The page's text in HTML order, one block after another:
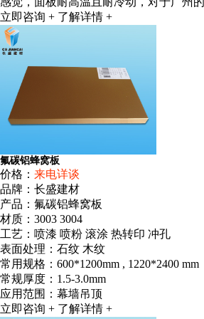
立即咨询 + 了解详情 +
氟碳铝蜂窝板
价格： 来电详谈
品牌：长盛建材
产品：氟碳铝蜂窝板
材质：3003 3004
工艺：喷漆 喷粉 滚涂 热转印 冲孔
表面处理：石纹 木纹
常用规格：600*1200mm , 1220*2400 mm
常规厚度：1.5-3.0mm
应用范围：幕墙吊顶
立即咨询 + 了解详情 +